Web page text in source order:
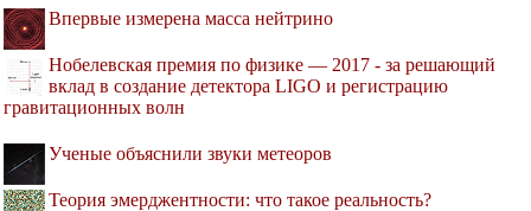
Впервые измерена масса нейтрино
Нобелевская премия по физике — 2017 - за решающий
вклад в создание детектора LIGO и регистрацию
гравитационных волн
Ученые объяснили звуки метеоров
Теория эмерджентности: что такое реальность?